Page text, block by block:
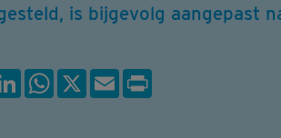
is bijgevolg aangepast
LinkedInWhatsApp
X Email